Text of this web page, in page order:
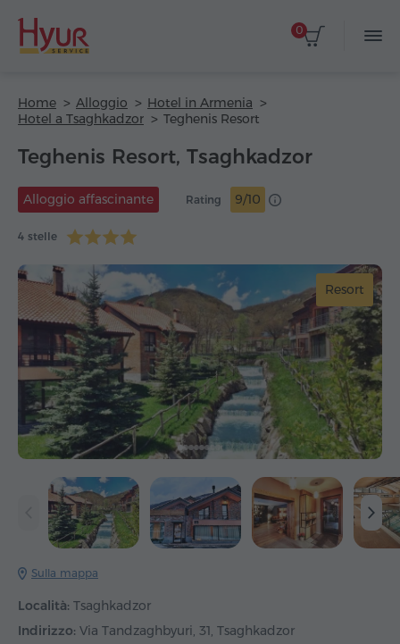
0
Home Alloggio
Hotel in Armenia
Hotel a Tsaghkadzor
Teghenis Resort
Teghenis Resort, Tsaghkadzor
Alloggio affascinante
4 stelle
Rating 9/10
Resort
Sulla mappa
Località: Tsaghkadzor
Indirizzo: Via Tandzaghbyuri, 31, Tsaghkadzor